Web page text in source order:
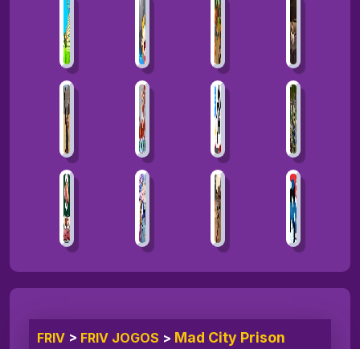
FRIV > FRIV JOGOS > Mad City Prison